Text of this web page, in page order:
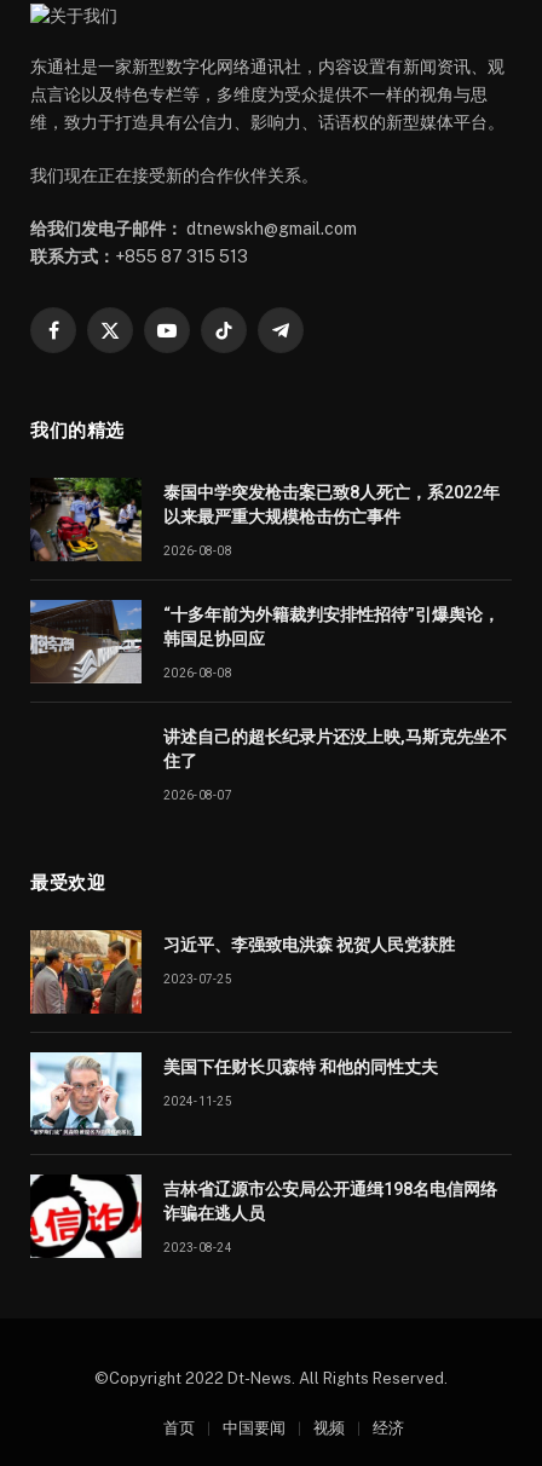
东通社是一家新型数字化网络通讯社，内容设置有新闻资讯、观
点言论以及特色专栏等，多维度为受众提供不一样的视角与思
维，致力于打造具有公信力、影响力、话语权的新型媒体平台。
我们现在正在接受新的合作伙伴关系。
给我们发电子邮件： dtnewskh@gmail.com
联系方式： +855 87 315 513
Facebook
X
YouTubeTikTok Telegram
我们的精选
泰国中学突发枪击案已致8人死亡，系2022年
以来最严重大规模枪击伤亡事件
2026-08-08
“十多年前为外籍裁判安排性招待”引爆舆论，
韩国足协回应
2026-08-08
讲述自己的超长纪录片还没上映,马斯克先坐不
住了
2026-08-07
最受欢迎
习近平、李强致电洪森 祝贺人民党获胜
2023-07-25
美国下任财长贝森特 和他的同性丈夫
2024-11-25
吉林省辽源市公安局公开通缉198名电信网络
诈骗在逃人员
2023-08-24
©Copyright 2022 Dt-News. All Rights Reserved.
首页 中国要闻 视频 经济